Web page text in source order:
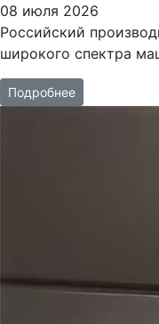
08 июля 2026
Российский
широкого спектра
Подробнее